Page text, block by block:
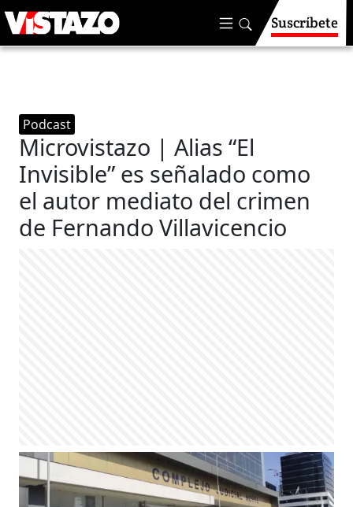
Suscríbete
Podcast
Microvistazo | Alias “El
Invisible” es señalado como
el autor mediato del crimen
de Fernando Villavicencio